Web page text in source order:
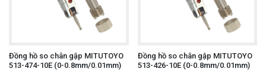
Đồng hồ so chân gập MITUTOYO
513-474-10E (0-0.8mm/0.01mm)
Đồng hồ so chân gập MITUTOYO
513-426-10E (0-0.8mm/0.01mm)